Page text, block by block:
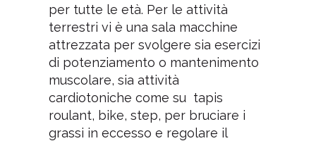
per tutte le età. Per le attività
terrestri vi è una sala macchine
attrezzata per svolgere sia esercizi
di potenziamento o mantenimento
muscolare, sia attività
cardiotoniche come su tapis
roulant, bike, step, per bruciare i
grassi in eccesso e regolare il